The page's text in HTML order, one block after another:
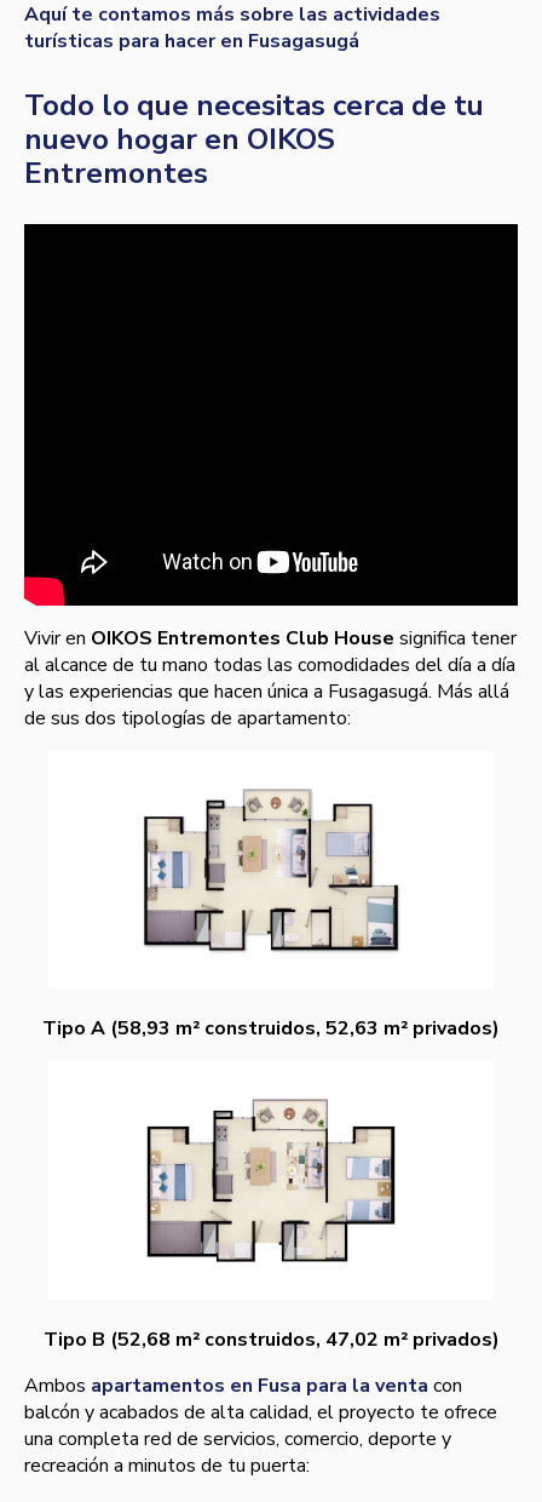
Aquí te contamos más sobre las actividades
turísticas para hacer en Fusagasugá
Todo lo que necesitas cerca de tu
nuevo hogar en OIKOS
Entremontes
Vivir en OIKOS Entremontes Club House significa tener
al alcance de tu mano todas las comodidades del día a día
y las experiencias que hacen única a Fusagasugá. Más allá
de sus dos tipologías de apartamento:
Tipo A (58,93 m² construidos, 52,63 m² privados)
Tipo B (52,68 m² construidos, 47,02 m² privados)
Ambos apartamentos en Fusa para la venta con
balcón y acabados de alta calidad, el proyecto te ofrece
una completa red de servicios, comercio, deporte y
recreación a minutos de tu puerta: